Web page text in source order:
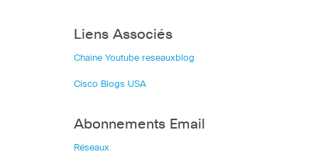
Liens Associés
Chaîne Youtube reseauxblog
Cisco Blogs USA
Abonnements Email
Réseaux